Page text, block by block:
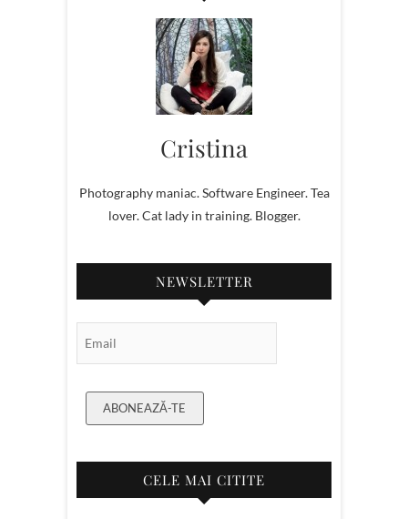
Cristina
Photography maniac. Software Engineer. Tea
lover. Cat lady in training. Blogger.
NEWSLETTER
ABONEAZĂ-TE
CELE MAI CITITE